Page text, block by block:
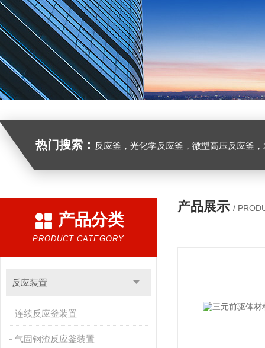
热门搜索： 反应釜，光化学反应釜，微型高压反应釜
产品分类
PRODUCT CATEGORY
反应装置
连续反应釜装置
气固钢渣反应釜装置
产品展示 /